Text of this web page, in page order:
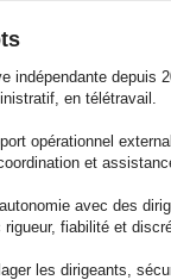
indépendante depuis
en télétravail.
opérationnel
et
avec des
fiabilité et
les dirigeants,